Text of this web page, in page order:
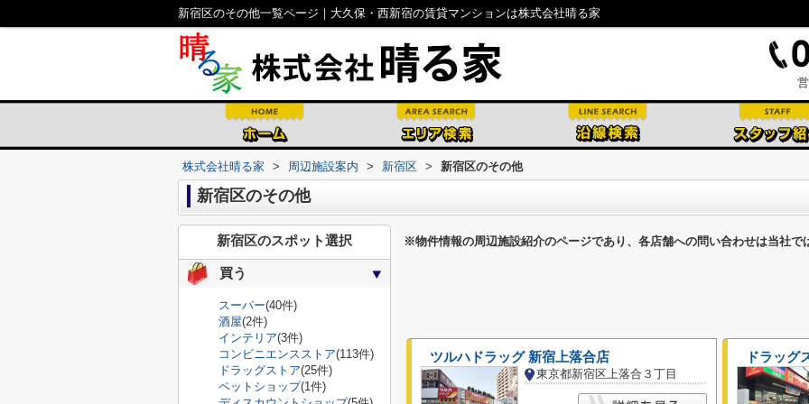
新宿区のその他一覧ページ｜大久保・西新宿の賃貸マンションは株式会社晴る家
株式会社晴る家 > 周辺施設案内 > 新宿区 > 新宿区のその他
新宿区のその他
※物件情報の周辺施設紹介のページであり、各店舗への問い合わせは当社で
ツルハドラッグ 新宿上落合店
東京都新宿区上落合３丁目
ドラッグ
新宿区のスポット選択
買う
スーパー(40件)
酒屋(2件)
インテリア(3件)
コンビニエンスストア(113件)
ドラッグストア(25件)
ペットショップ(1件)